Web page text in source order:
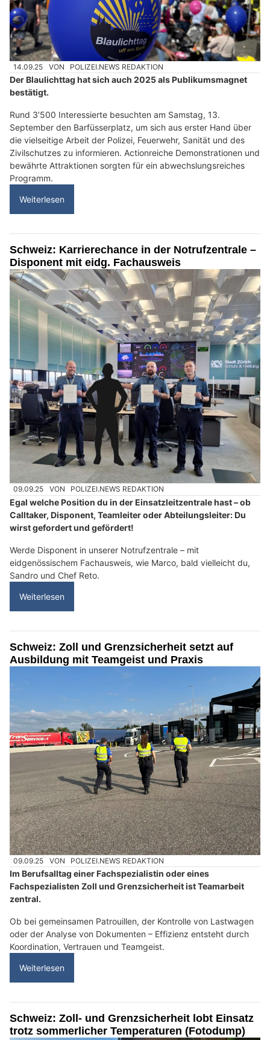
14.09.25 VON POLIZEI.NEWS REDAKTION
Der Blaulichttag hat sich auch 2025 als Publikumsmagnet
bestätigt.
Rund 3’500 Interessierte besuchten am Samstag, 13.
September den Barfüsserplatz, um sich aus erster Hand über
die vielseitige Arbeit der Polizei, Feuerwehr, Sanität und des
Zivilschutzes zu informieren. Actionreiche Demonstrationen und
bewährte Attraktionen sorgten für ein abwechslungsreiches
Programm.
Weiterlesen
Schweiz: Karrierechance in der Notrufzentrale –
Disponent mit eidg. Fachausweis
09.09.25 VON POLIZEI.NEWS REDAKTION
Egal welche Position du in der Einsatzleitzentrale hast – ob
Calltaker, Disponent, Teamleiter oder Abteilungsleiter: Du
wirst gefordert und gefördert!
Werde Disponent in unserer Notrufzentrale – mit
eidgenössischem Fachausweis, wie Marco, bald vielleicht du,
Sandro und Chef Reto.
Weiterlesen
Schweiz: Zoll und Grenzsicherheit setzt auf
Ausbildung mit Teamgeist und Praxis
09.09.25 VON POLIZEI.NEWS REDAKTION
Im Berufsalltag einer Fachspezialistin oder eines
Fachspezialisten Zoll und Grenzsicherheit ist Teamarbeit
zentral.
Ob bei gemeinsamen Patrouillen, der Kontrolle von Lastwagen
oder der Analyse von Dokumenten – Effizienz entsteht durch
Koordination, Vertrauen und Teamgeist.
Weiterlesen
Schweiz: Zoll- und Grenzsicherheit lobt Einsatz
trotz sommerlicher Temperaturen (Fotodump)